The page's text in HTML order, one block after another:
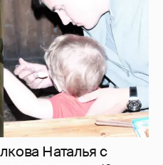
снялась в мини-
42